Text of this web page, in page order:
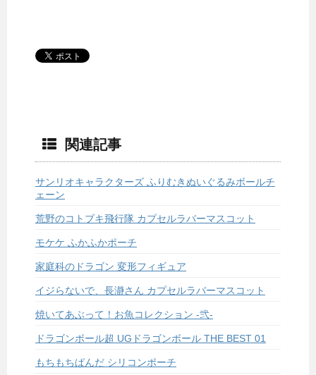
関連記事
サンリオキャラクターズ ふりむきぬいぐるみボールチ
ェーン
荒野のコトブキ飛行隊 カプセルラバーマスコット
モケケ ふかふかポーチ
家庭科のドラゴン 変形フィギュア
イジらないで、長瀞さん カプセルラバーマスコット
焼いてあぶって！お魚コレクション -弐-
ドラゴンボール超 UGドラゴンボール THE BEST 01
もちもちぱんだ シリコンポーチ